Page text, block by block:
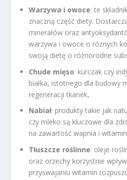
Warzywa i owoce: te
znaczną część diety.
minerałów oraz
warzywa i owoce o różnych
swoją dietę o różnorodne
Chude mięso: kurczak czy
białka, istotnego dla budowy
regeneracji tkanek,
Nabiał: produkty takie jak
czy mleko są kluczowe dla
na zawartość wapnia i
Tłuszcze roślinne: oleje
oraz orzechy korzystnie
przyswajaniu witamin